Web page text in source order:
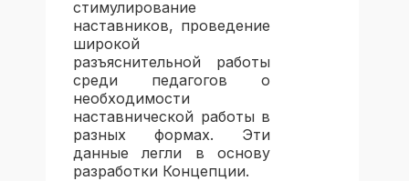
стимулирование
наставников, проведение
широкой
разъяснительной работы
среди педагогов о
необходимости
наставнической работы в
разных формах. Эти
данные легли в основу
разработки Концепции.